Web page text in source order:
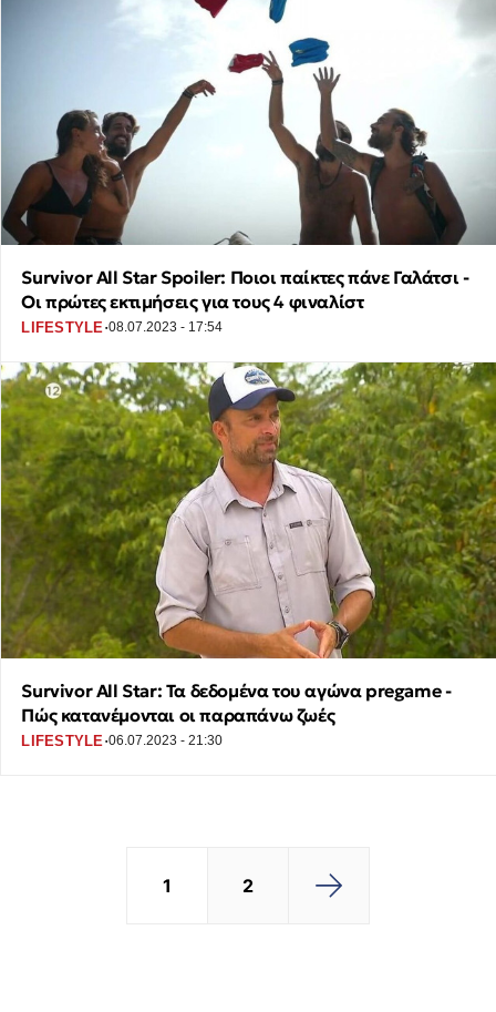
Survivor All Star Spoiler: Ποιοι παίκτες πάνε Γαλάτσι -
Οι πρώτες εκτιμήσεις για τους 4 φιναλίστ
LIFESTYLE ·08.07.2023 - 17:54
Survivor All Star: Τα δεδομένα του αγώνα pregame -
Πώς κατανέμονται οι παραπάνω ζωές
LIFESTYLE ·06.07.2023 - 21:30
1 2